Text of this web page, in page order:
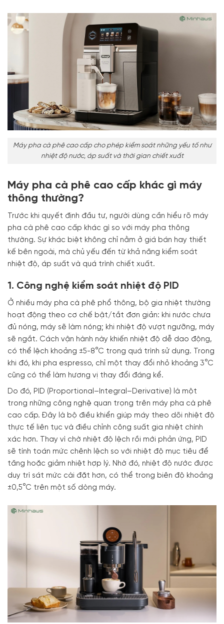
Máy pha cà phê cao cấp cho phép kiểm soát những yếu tố như
nhiệt độ nước, áp suất và thời gian chiết xuất
Máy pha cà phê cao cấp khác gì máy
thông thường?
Trước khi quyết định đầu tư, người dùng cần hiểu rõ máy
pha cà phê cao cấp khác gì so với máy pha thông
thường. Sự khác biệt không chỉ nằm ở giá bán hay thiết
kế bên ngoài, mà chủ yếu đến từ khả năng kiểm soát
nhiệt độ, áp suất và quá trình chiết xuất.
1. Công nghệ kiểm soát nhiệt độ PID
Ở nhiều máy pha cà phê phổ thông, bộ gia nhiệt thường
hoạt động theo cơ chế bật/tắt đơn giản: khi nước chưa
đủ nóng, máy sẽ làm nóng; khi nhiệt độ vượt ngưỡng, máy
sẽ ngắt. Cách vận hành này khiến nhiệt độ dễ dao động,
có thể lệch khoảng ±5-8°C trong quá trình sử dụng. Trong
khi đó, khi pha espresso, chỉ một thay đổi nhỏ khoảng 3°C
cũng có thể làm hương vị thay đổi đáng kể.
Do đó, PID (Proportional–Integral–Derivative) là một
trong những công nghệ quan trọng trên máy pha cà phê
cao cấp. Đây là bộ điều khiển giúp máy theo dõi nhiệt độ
thực tế liên tục và điều chỉnh công suất gia nhiệt chính
xác hơn. Thay vì chờ nhiệt độ lệch rồi mới phản ứng, PID
sẽ tính toán mức chênh lệch so với nhiệt độ mục tiêu để
tăng hoặc giảm nhiệt hợp lý. Nhờ đó, nhiệt độ nước được
duy trì sát mức cài đặt hơn, có thể trong biên độ khoảng
±0,5°C trên một số dòng máy.